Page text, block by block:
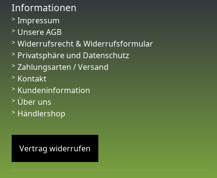
Informationen
Impressum
Unsere AGB
Widerrufsrecht & Widerrufsformular
Privatsphäre und Datenschutz
Zahlungsarten / Versand
Kontakt
Kundeninformation
Über uns
Händlershop
Vertrag widerrufen